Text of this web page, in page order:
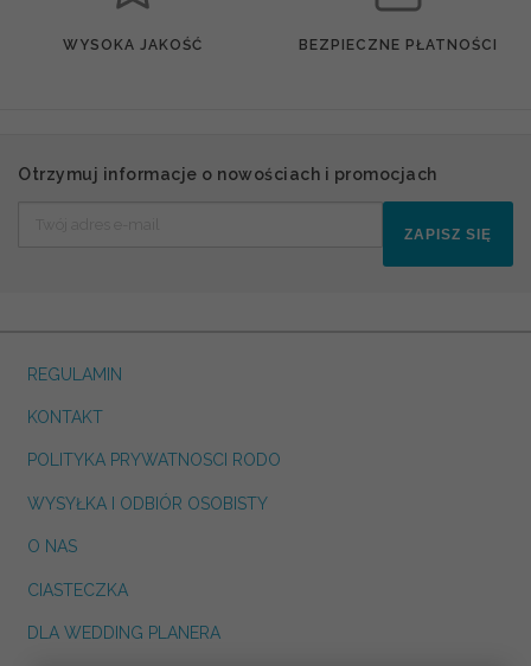
WYSOKA JAKOŚĆ BEZPIECZNE PŁATNOŚCI
Otrzymuj informacje o nowościach i promocjach
ZAPISZ SIĘ
REGULAMIN
KONTAKT
POLITYKA PRYWATNOSCI RODO
WYSYŁKA I ODBIÓR OSOBISTY
O NAS
CIASTECZKA
DLA WEDDING PLANERA